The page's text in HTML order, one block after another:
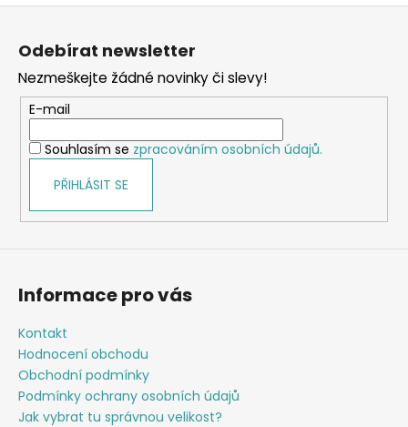
Z
Odebírat newsletter
Nezmeškejte žádné novinky či slevy!
E-mail
Souhlasím se zpracováním osobních údajů.
PŘIHLÁSIT SE
Informace pro vás
Kontakt
Hodnocení obchodu
Obchodní podmínky
Podmínky ochrany osobních údajů
Jak vybrat tu správnou velikost?